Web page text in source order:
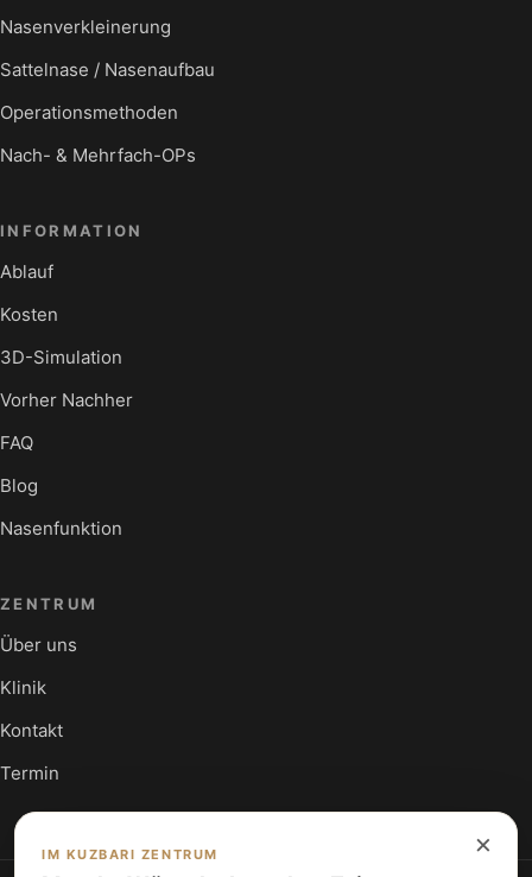
Nasenverkleinerung
Sattelnase / Nasenaufbau
Operationsmethoden
Nach- & Mehrfach-OPs
INFORMATION
Ablauf
Kosten
3D-Simulation
Vorher Nachher
FAQ
Blog
Nasenfunktion
ZENTRUM
Über uns
Klinik
Kontakt
Termin
×
IM KUZBARI ZENTRUM